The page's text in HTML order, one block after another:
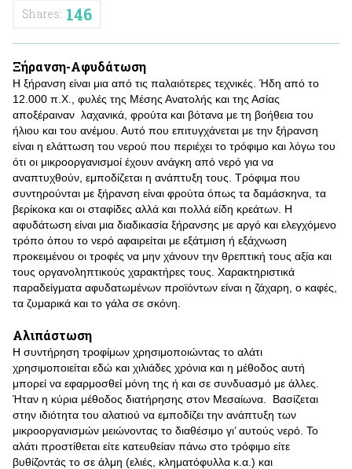
Shares: 146
Ξήρανση-Αφυδάτωση
Η ξήρανση είναι μια από τις παλαιότερες τεχνικές. Ήδη από το
12.000 π.Χ., φυλές της Μέσης Ανατολής και της Ασίας
αποξέραιναν λαχανικά, φρούτα και βότανα με τη βοήθεια του
ήλιου και του ανέμου. Αυτό που επιτυγχάνεται με την ξήρανση
είναι η ελάττωση του νερού που περιέχει το τρόφιμο και λόγω του
ότι οι μικροοργανισμοί έχουν ανάγκη από νερό για να
αναπτυχθούν, εμποδίζεται η ανάπτυξη τους. Τρόφιμα που
συντηρούνται με ξήρανση είναι φρούτα όπως τα δαμάσκηνα, τα
βερίκοκα και οι σταφίδες αλλά και πολλά είδη κρεάτων. Η
αφυδάτωση είναι μια διαδικασία ξήρανσης με αργό και ελεγχόμενο
τρόπο όπου το νερό αφαιρείται με εξάτμιση ή εξάχνωση
προκειμένου οι τροφές να μην χάνουν την θρεπτική τους αξία και
τους οργανοληπτικούς χαρακτήρες τους. Χαρακτηριστικά
παραδείγματα αφυδατωμένων προϊόντων είναι η ζάχαρη, ο καφές,
τα ζυμαρικά και το γάλα σε σκόνη.
Αλιπάστωση
Η συντήρηση τροφίμων χρησιμοποιώντας το αλάτι
χρησιμοποιείται εδώ και χιλιάδες χρόνια και η μέθοδος αυτή
μπορεί να εφαρμοσθεί μόνη της ή και σε συνδυασμό με άλλες.
Ήταν η κύρια μέθοδος διατήρησης στον Μεσαίωνα. Βασίζεται
στην ιδιότητα του αλατιού να εμποδίζει την ανάπτυξη των
μικροοργανισμών μειώνοντας το διαθέσιμο γι’ αυτούς νερό. Το
αλάτι προστίθεται είτε κατευθείαν πάνω στο τρόφιμο είτε
βυθίζοντάς το σε άλμη (ελιές, κληματόφυλλα κ.α.) και